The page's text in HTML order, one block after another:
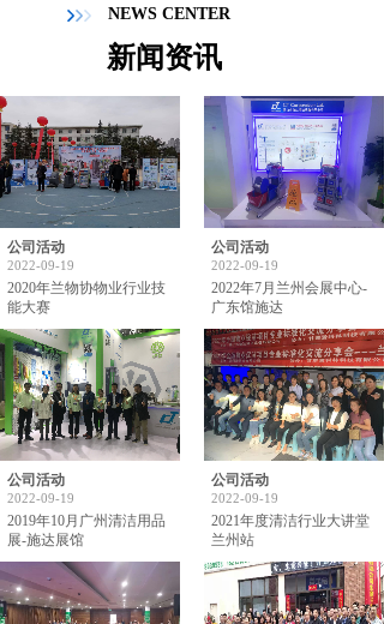
NEWS CENTER
新闻资讯
公司活动
2022-09-19
2020年兰物协物业行业技
能大赛
公司活动
2022-09-19
2022年7月兰州会展中心-
广东馆施达
公司活动
2022-09-19
2019年10月广州清洁用品
展-施达展馆
公司活动
2022-09-19
2021年度清洁行业大讲堂
兰州站